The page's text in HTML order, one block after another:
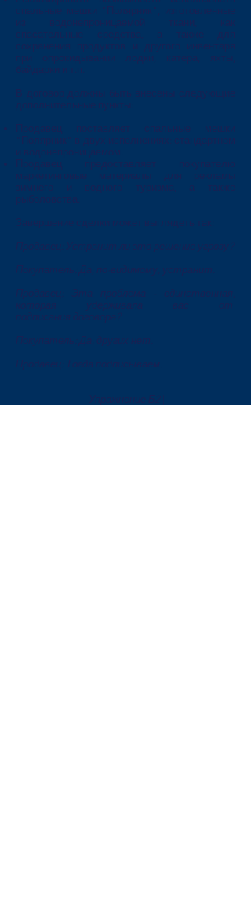
спальные мешки "Полярник", изготовленные
из водонепроницаемой ткани, как
спасательные средства, а также для
сохранения продуктов и другого инвентаря
при опрокидывании лодки, катера, яхты,
байдарки и т.п.
В договор должны быть внесены следующие
дополнительные пункты:
Продавец поставляет спальные мешки
"Полярник" в двух исполнениях: стандартном
и водонепроницаемом.
Продавец предоставляет покупателю
маркетинговые материалы для рекламы
зимнего и водного туризма, а также
рыболовства.
Завершение сделки может выглядеть так:
Продавец: Устранит ли это решение угрозу?
Покупатель: Да, по-видимому, устранит.
Продавец: Эта проблема - единственная,
которая удерживала вас от
подписания договора?
Покупатель: Да, других нет.
Продавец: Тогда подписываем.
Упражнение Б2